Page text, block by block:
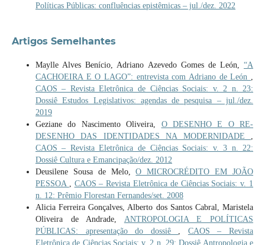
Políticas Públicas: confluências epistêmicas – jul./dez. 2022
Artigos Semelhantes
Maylle Alves Benício, Adriano Azevedo Gomes de León,“A
CACHOEIRA E O LAGO”: entrevista com Adriano de León
CAOS – Revista Eletrônica de Ciências Sociais: v. 2 n. 23:
Dossiê Estudos Legislativos: agendas de pesquisa – jul./dez.
2019
Geziane do Nascimento Oliveira, O DESENHO E O RE-
DESENHO DAS IDENTIDADES NA MODERNIDADE
CAOS – Revista Eletrônica de Ciências Sociais: v. 3 n. 22:
Dossiê Cultura e Emancipação/dez. 2012
Deusilene Sousa de Melo,O MICROCRÉDITO EM JOÃO
PESSOA
CAOS – Revista Eletrônica de Ciências Sociais: v. 1
n. 12: Prêmio Florestan Fernandes/set. 2008
Alicia Ferreira Gonçalves, Alberto dos Santos Cabral, Maristela
Oliveira de Andrade, ANTROPOLOGIA E POLÍTICAS
PÚBLICAS: apresentação do dossiê
CAOS – Revista
Eletrônica de Ciências Sociais: v. 2 n. 29: Dossiê Antropologia e